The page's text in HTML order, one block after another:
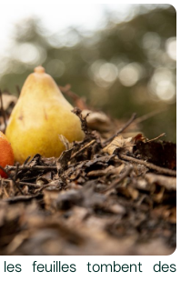
feuilles tombent des